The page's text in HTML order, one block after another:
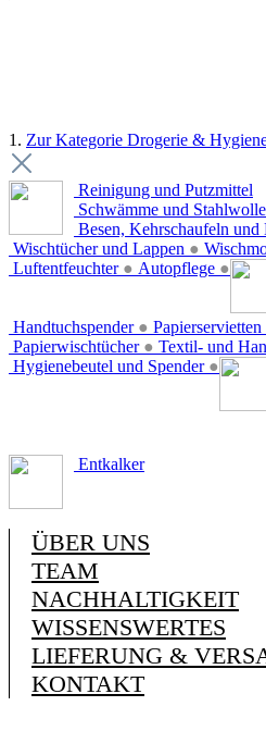
1. Zur Kategorie Drogerie &
Reinigung und Putzmittel
Schwämme und Stahlwolle
Besen, Kehrschaufeln und
Wischtücher und Lappen ●
Luftentfeuchter ● Autopflege ●
Handtuchspender ● Papierservietten
Papierwischtücher ● Textil- und
Hygienebeutel und Spender ●
Entkalker
ÜBER UNS
TEAM
NACHHALTIGKEIT
WISSENSWERTES
LIEFERUNG &
KONTAKT